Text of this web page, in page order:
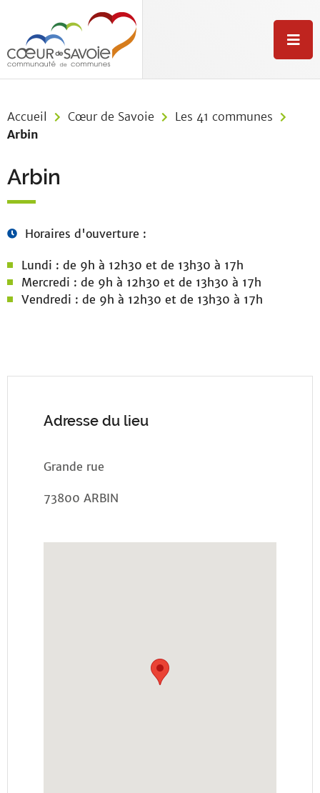
Aller à la recherche
M
e
Accueil
Cœur de Savoie
Les 41 communes
Arbin
Arbin
Horaires d'ouverture :
Lundi : de 9h à 12h30 et de 13h30 à 17h
Mercredi : de 9h à 12h30 et de 13h30 à 17h
Vendredi : de 9h à 12h30 et de 13h30 à 17h
Adresse du lieu
Grande rue
73800 ARBIN